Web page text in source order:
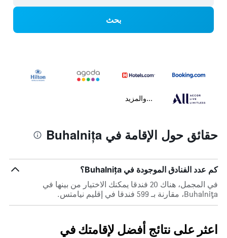
بحث
...والمزيد
حقائق حول الإقامة في Buhalnița
كم عدد الفنادق الموجودة في Buhalnița؟
في المجمل، هناك 20 فندقا يمكنك الاختيار من بينها في
Buhalnița، مقارنة بـ 599 فندقا في إقليم نيامتس.
اعثر على نتائج أفضل لإقامتك في